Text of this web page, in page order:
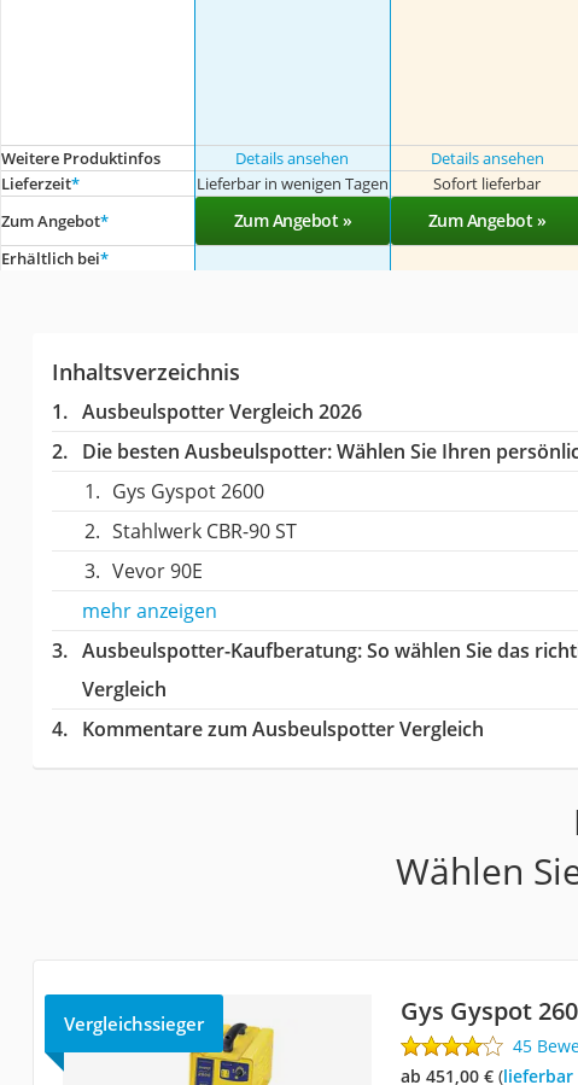
Weitere Produktinfos Details ansehen Details ansehen
Lieferzeit* Lieferbar in wenigen Tagen Sofort lieferbar
Zum Angebot* Zum Angebot » Zum Angebot »
Erhältlich bei*
Inhaltsverzeichnis
Ausbeulspotter Vergleich 2026
Die besten Ausbeulspotter:Wählen Sie Ihren
Gys Gyspot 2600
Stahlwerk CBR-90 ST
Vevor 90E
mehr anzeigen
Ausbeulspotter-Kaufberatung: So wählen Sie das
Vergleich
Kommentare zum Ausbeulspotter Vergleich
Wählen
Vergleichssieger Gys Gyspot
45
ab 451,00 €(